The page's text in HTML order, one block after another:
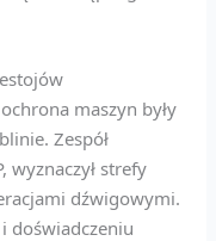
maszyn były
Zespół
wyznaczył strefy
dźwigowymi.
doświadczeniu